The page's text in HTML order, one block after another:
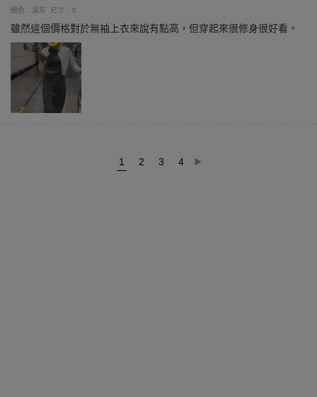
顏色：深灰
尺寸：S
雖然這個價格對於無袖上衣來說有點高，但穿起來很修身很好看。
1 2 3 4